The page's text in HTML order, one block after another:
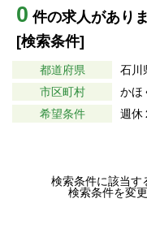
0 件の求人があり
[検索条件]
都道府県
石川
市区町村
かほ
希望条件
週休
検索条件に該当す
検索条件を変